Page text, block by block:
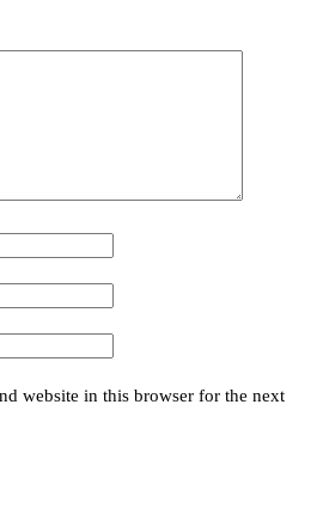
website in this browser for the next